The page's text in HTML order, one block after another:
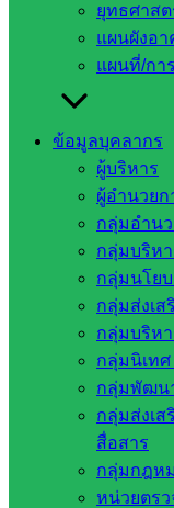
ยุทธศาสต
แผนผังอา
แผนที่/กา
ข้อมูลบุคลากร
ผู้บริหาร
ผู้อำนวยก
กลุ่มอำน
กลุ่มบริห
กลุ่มนโย
กลุ่มส่งเส
กลุ่มบริห
กลุ่มนิเท
กลุ่มพัฒน
กลุ่มส่งเส
สื่อสาร
กลุ่มกฎห
หน่วยตร
ที่เกี่ยวข้อง
ศึกษาธิการ
กระทรวง
การ
อุดมศึกษา
สำนักงาน
เลขาธิการ
สภาการ
ศึกษา
สำนักงาน
คณะ
กรรมการ
การ
อาชีวศึกษา
สำนักงาน
คณะ